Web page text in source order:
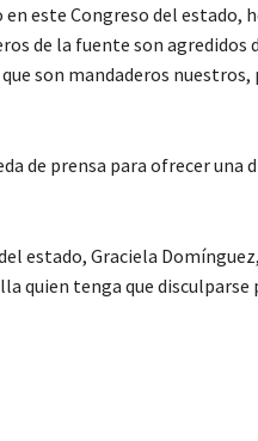
este Congreso del estado,
de la fuente son agredidos
son mandaderos nuestros,
de prensa para ofrecer una
estado, Graciela
quien tenga que